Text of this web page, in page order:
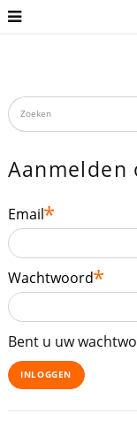
Aanmelden
Email
Wachtwoord
Bent u uw
INLOGGEN